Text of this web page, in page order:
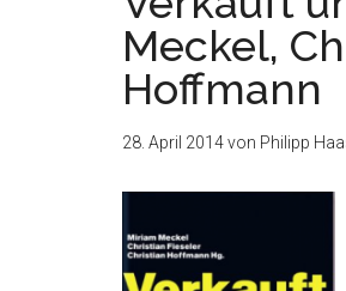
Meckel,
Hoffmann
28. April 2014von Philipp